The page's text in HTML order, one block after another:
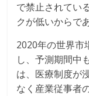
で禁止されてい
クが低いからで
2020年の世界市
し、予測期間中
は、医療制度が
なく産業従事者